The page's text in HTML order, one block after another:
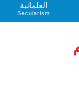
العلمانية
Secularism